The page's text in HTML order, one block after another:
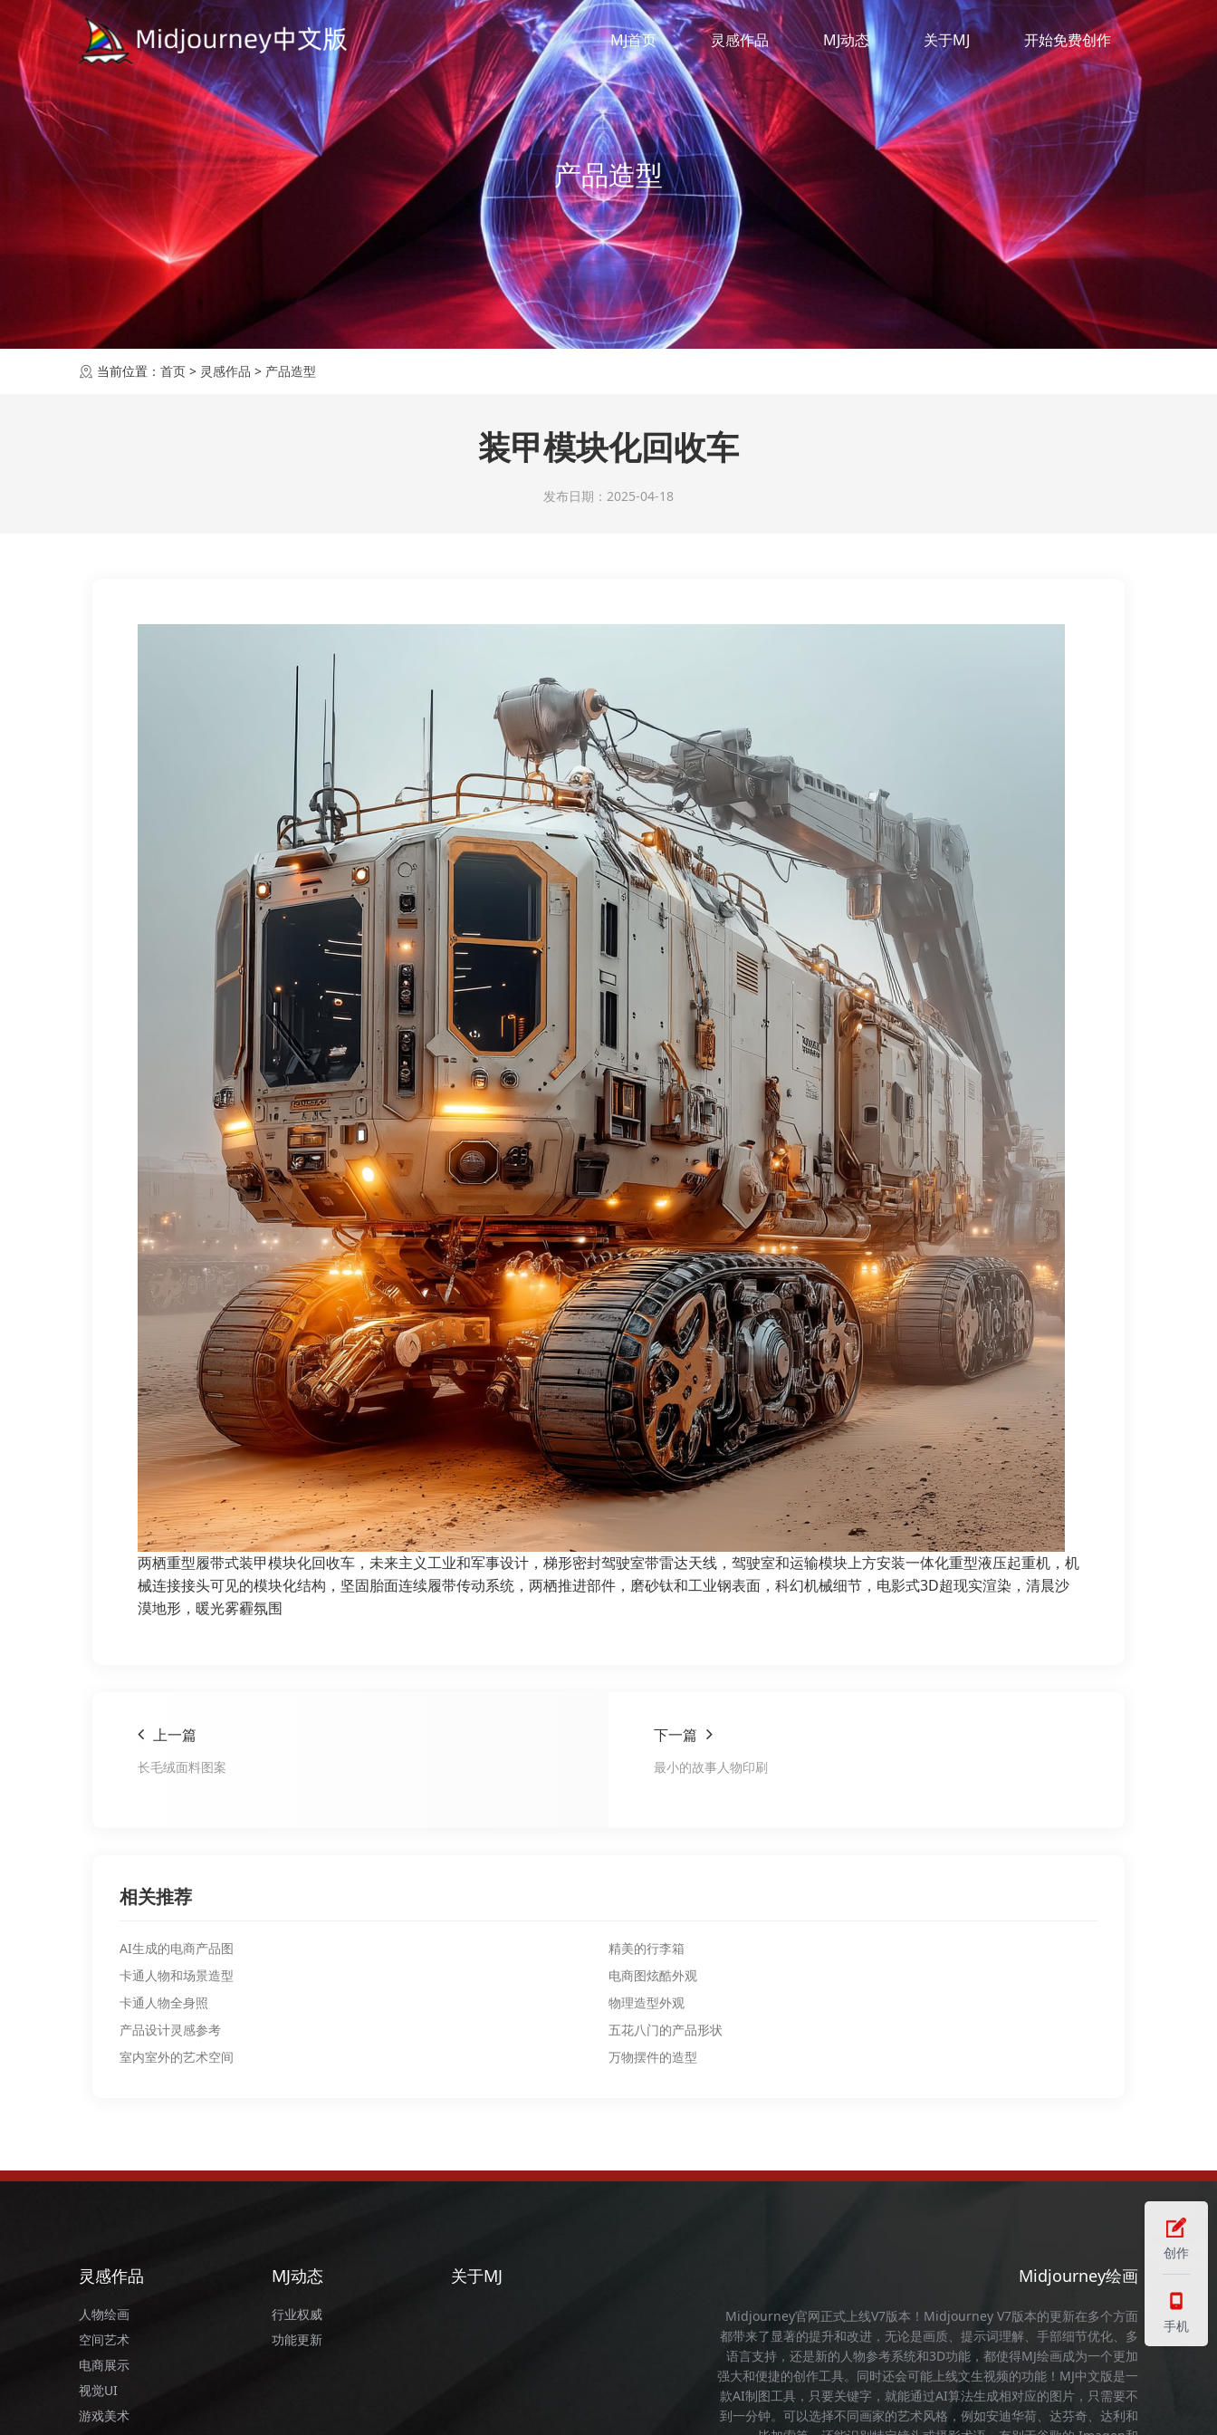
MJ首页 灵感作品 MJ动态 关于MJ 开始免费创作
产品造型
当前位置： 首页 > 灵感作品 > 产品造型
装甲模块化回收车
发布日期：2025-04-18
两栖重型履带式装甲模块化回收车，未来主义工业和军事设计，梯形密封驾驶室带雷达天线，驾驶室和运输模块上方安装一体化重型液压起重机，机
械连接接头可见的模块化结构，坚固胎面连续履带传动系统，两栖推进部件，磨砂钛和工业钢表面，科幻机械细节，电影式3D超现实渲染，清晨沙
漠地形，暖光雾霾氛围
上一篇
长毛绒面料图案
下一篇
最小的故事人物印刷
相关推荐
AI生成的电商产品图
精美的行李箱
卡通人物和场景造型
电商图炫酷外观
卡通人物全身照
物理造型外观
产品设计灵感参考
五花八门的产品形状
室内室外的艺术空间
万物摆件的造型
灵感作品
人物绘画
空间艺术
电商展示
视觉UI
游戏美术
MJ动态
行业权威
功能更新
关于MJ Midjourney绘画
Midjourney官网正式上线V7版本！ Midjourney V7版本的更新在多个方面
都带来了显著的提升和改进，无论是画质、提示词理解、手部细节优化、多
语言支持，还是新的人物参考系统和3D功能，都使得MJ绘画成为一个更加
强大和便捷的创作工具。同时还会可能上线文生视频的功能！ MJ中文版是一
款AI制图工具，只要关键字，就能通过AI算法生成相对应的图片，只需要不
到一分钟。可以选择不同画家的艺术风格，例如安迪华荷、达芬奇、达利和
创作
手机